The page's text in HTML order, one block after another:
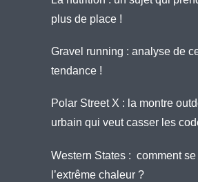
plus de place !
Gravel running : analyse de
tendance !
Polar Street X : la montre
urbain qui veut casser les
Western States : comment se
l’extrême chaleur ?